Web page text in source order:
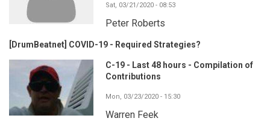
Sat, 03/21/2020 - 08:53
Peter Roberts
[DrumBeatnet] COVID-19 - Required Strategies?
C-19 - Last 48 hours - Compilation of
Contributions
Mon, 03/23/2020 - 15:30
Warren Feek